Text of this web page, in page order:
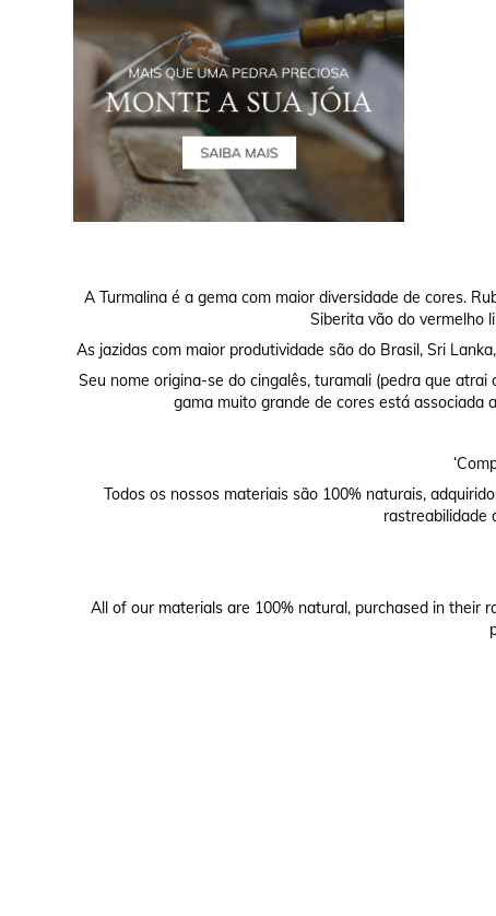
A Turmalina é a gema com maior diversidade de cores.
Siberita vão do vermelho
As jazidas com maior produtividade são do Brasil, Sri
Seu nome origina-se do cingalês, turamali (pedra que
gama muito grande de cores está associada
Todos os nossos materiais são 100% naturais,
rastreabilidade
All of our materials are 100% natural, purchased in their